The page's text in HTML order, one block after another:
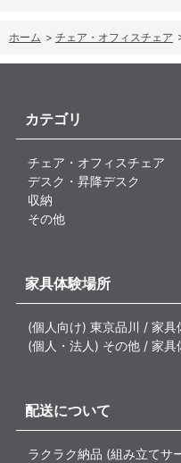
ホーム > チェア・オフィスチェア
カテゴリ
チェア・オフィスチェア
デスク・昇降デスク
収納
その他
家具体験場所
(個人向け) 東京品川 / 家具
(個人・法人) その他 / 家具
配送について
ラクラク納品 (組み立てサ